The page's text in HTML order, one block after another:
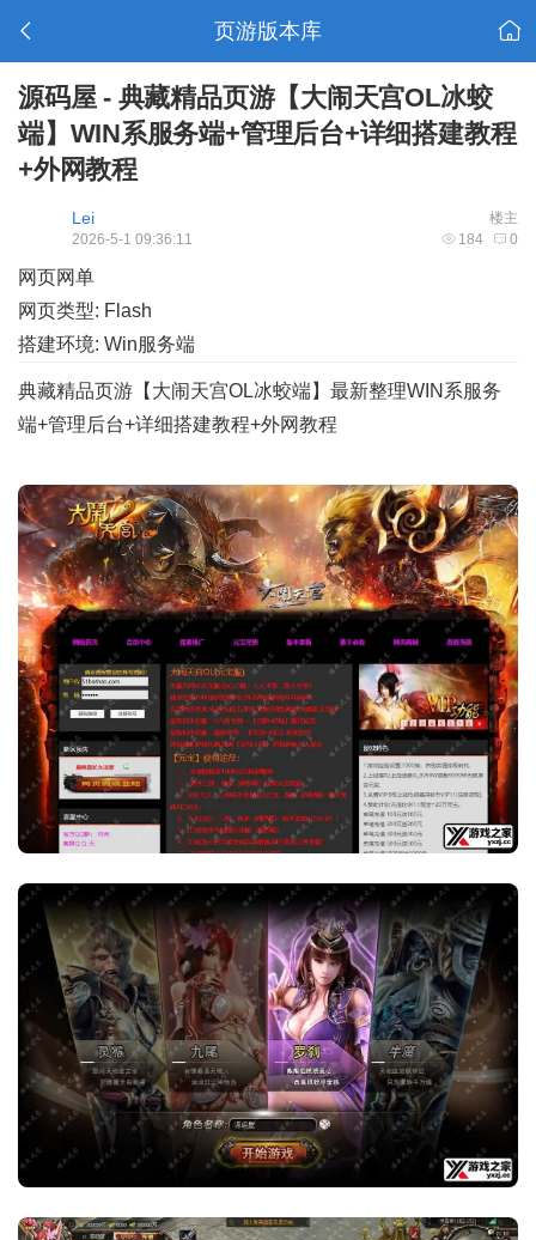
页游版本库
源码屋 - 典藏精品页游【大闹天宫OL冰蛟
端】WIN系服务端+管理后台+详细搭建教程
+外网教程
楼主
Lei
184 0
2026-5-1 09:36:11
网页网单
网页类型: Flash
搭建环境: Win服务端
典藏精品页游【大闹天宫OL冰蛟端】最新整理WIN系服务
端+管理后台+详细搭建教程+外网教程